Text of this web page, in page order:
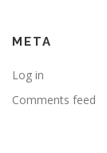
META
Log in
Comments feed